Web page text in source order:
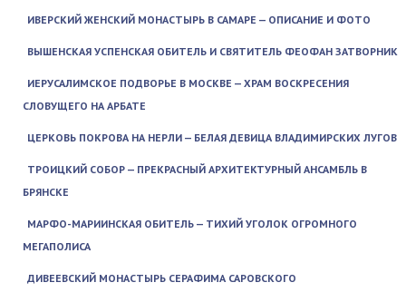
ИВЕРСКИЙ ЖЕНСКИЙ МОНАСТЫРЬ В САМАРЕ — ОПИСАНИЕ И ФОТО
ВЫШЕНСКАЯ УСПЕНСКАЯ ОБИТЕЛЬ И СВЯТИТЕЛЬ ФЕОФАН ЗАТВОРНИК
ИЕРУСАЛИМСКОЕ ПОДВОРЬЕ В МОСКВЕ — ХРАМ ВОСКРЕСЕНИЯ
СЛОВУЩЕГО НА АРБАТЕ
ЦЕРКОВЬ ПОКРОВА НА НЕРЛИ — БЕЛАЯ ДЕВИЦА ВЛАДИМИРСКИХ ЛУГОВ
ТРОИЦКИЙ СОБОР — ПРЕКРАСНЫЙ АРХИТЕКТУРНЫЙ АНСАМБЛЬ В
БРЯНСКЕ
МАРФО-МАРИИНСКАЯ ОБИТЕЛЬ — ТИХИЙ УГОЛОК ОГРОМНОГО
МЕГАПОЛИСА
ДИВЕЕВСКИЙ МОНАСТЫРЬ СЕРАФИМА САРОВСКОГО